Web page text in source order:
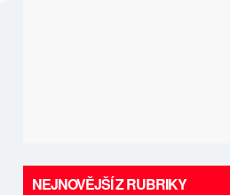
NEJNOVĚJŠÍ Z RUBRIKY